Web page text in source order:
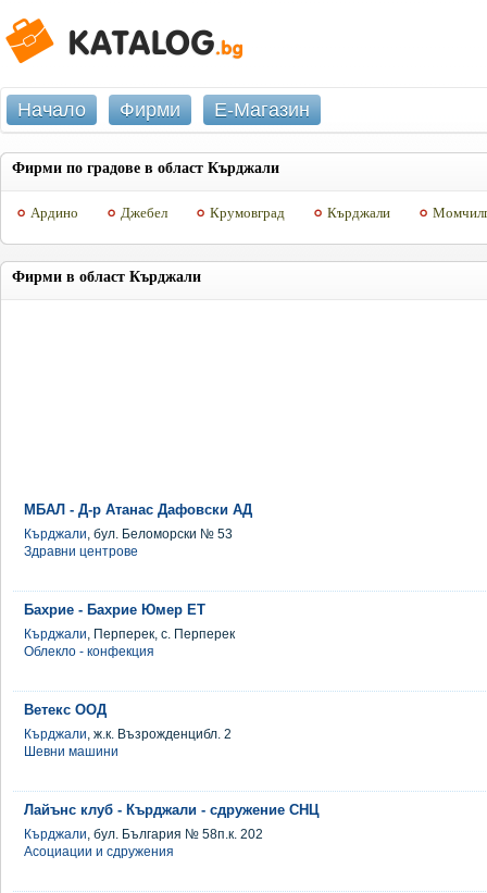
Начало Фирми Е-Магазин
Фирми по градове в област Кърджали
Ардино Джебел Крумовград Кърджали
Фирми в област Кърджали
МБАЛ - Д-р Атанас Дафовски АД
Кърджали, бул. Беломорски № 53
Здравни центрове
Бахрие - Бахрие Юмер ЕТ
Кърджали, Перперек, с. Перперек
Облекло - конфекция
Ветекс ООД
Кърджали, ж.к. Възрожденцибл. 2
Шевни машини
Лайънс клуб - Кърджали - сдружение СНЦ
Кърджали, бул. България № 58п.к. 202
Асоциации и сдружения